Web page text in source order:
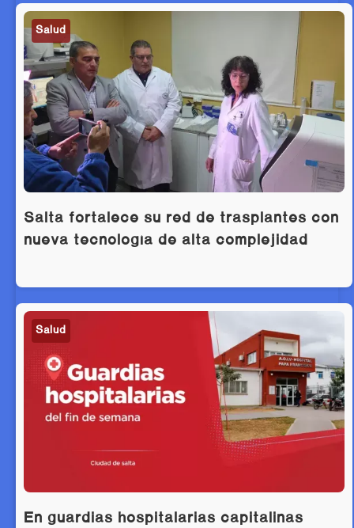
Salud
Salta fortalece su red de trasplantes con
nueva tecnología de alta complejidad
Salud
En guardias hospitalarias capitalinas